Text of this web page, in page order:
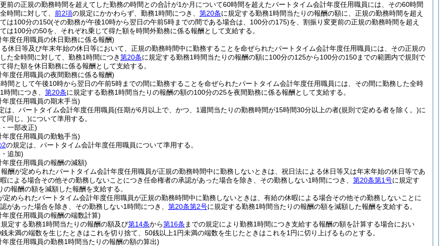
前の正規の勤務時間を超えてした勤務の時間との合計が1か月について60時間を超えたパートタイム会計年度任用職員には、その60時間
時間に対して、 前2項の規定にかかわらず、勤務1時間につき、 第20条に規定する勤務1時間当たりの報酬の額に、正規の勤務時間を超え
は100分の150(その勤務が午後10時から翌日の午前5時までの間である場合は、100分の175)を、割振り変更前の正規の勤務時間を超え
は100分の50を、それぞれ乗じて得た額を時間外勤務に係る報酬として支給する。
度任用職員の休日勤務に係る報酬)
休日等及び年末年始の休日等において、正規の勤務時間中に勤務することを命ぜられたパートタイム会計年度任用職員には、その正規の
た全時間に対して、勤務1時間につき第20条に規定する勤務1時間当たりの報酬の額に100分の125から100分の150までの範囲内で規則で
得た額を休日勤務に係る報酬として支給する。
度任用職員の夜間勤務に係る報酬)
間として午後10時から翌日の午前5時までの間に勤務することを命ぜられたパートタイム会計年度任用職員には、その間に勤務した全時
間につき、 第20条に規定する勤務1時間当たりの報酬の額の100分の25を夜間勤務に係る報酬として支給する。
度任用職員の期末手当)
は、パートタイム会計年度任用職員(任期が6月以上で、かつ、1週間当たりの勤務時間が15時間30分以上の者(規則で定める者を除く。)に
同じ。)について準用する。
一部改正)
度任用職員の勤勉手当)
2の規定は、パートタイム会計年度任用職員について準用する。
追加)
度任用職員の報酬の減額)
報酬が定められたパートタイム会計年度任用職員が正規の勤務時間中に勤務しないときは、祝日法による休日等又は年末年始の休日等であ
による場合その他その勤務しないことにつき任命権者の承認があった場合を除き、その勤務しない1時間につき、 第20条第1号に規定す
の報酬の額を減額した報酬を支給する。
定められたパートタイム会計年度任用職員が正規の勤務時間中に勤務しないときは、有給の休暇による場合その他その勤務しないことに
があった場合を除き、その勤務しない1時間につき、 第20条第2号に規定する勤務1時間当たりの報酬の額を減額した報酬を支給する。
度任用職員の報酬の端数計算)
規定する勤務1時間当たりの報酬の額及び第14条から第16条 までの規定により勤務1時間につき支給する報酬の額を計算する場合におい
未満の端数を生じたときはこれを切り捨て、50銭以上1円未満の端数を生じたときはこれを1円に切り上げるものとする。
度任用職員の勤務1時間当たりの報酬の額の算出)